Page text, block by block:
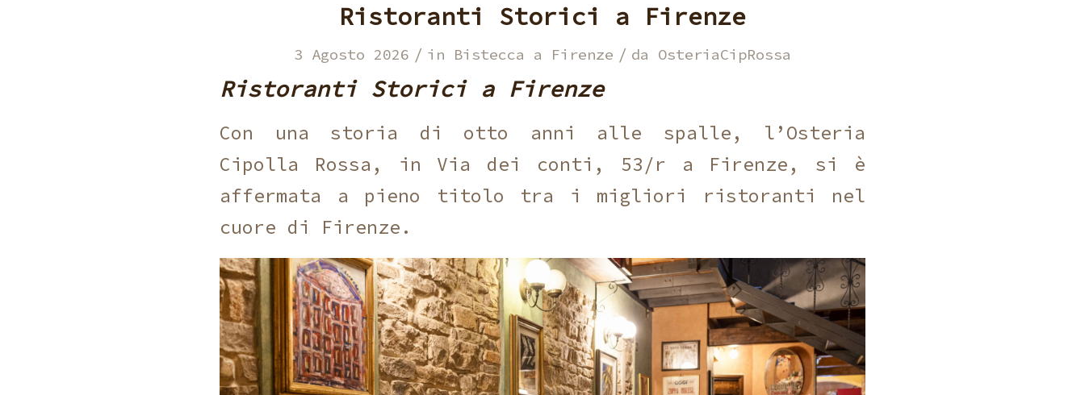
Ristoranti Storici a Firenze
3 Agosto 2026 / in Bistecca a Firenze / da OsteriaCipRossa
Ristoranti Storici a Firenze
Con una storia di otto anni alle spalle, l’Osteria
Cipolla Rossa, in Via dei conti, 53/r a Firenze, si è
affermata a pieno titolo tra i migliori ristoranti nel
cuore di Firenze.